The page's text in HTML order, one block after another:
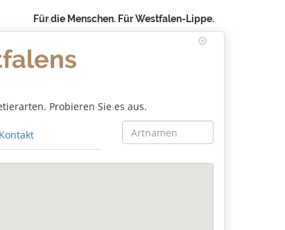
Für die Menschen. Für Westfalen-Lippe.
Probieren Sie es aus.